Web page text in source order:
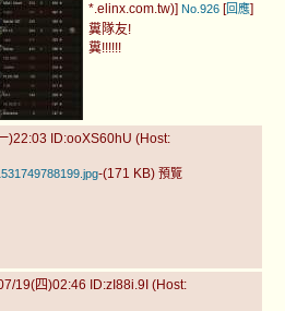
*.elinx.com.tw)] No.926 [回應]
糞隊友!
糞!!!!!!
)22:03 ID:ooXS60hU (Host:
-(171 KB) 預覽
19(四)02:46 ID:zI88i.9I (Host: